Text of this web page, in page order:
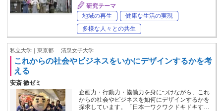
研究テーマ
地域の再生
健康な生活の実現
多様な人々との共生
私立大学｜東京都 清泉女子大学
これからの社会やビジネスをいかにデザインするかを考
える
安斎 徹ゼミ
企画力・行動力・協働力を身につけながら、これ
からの社会やビジネスを如何にデザインするかを
探求しています。「日本一ワクワクドキドキす…